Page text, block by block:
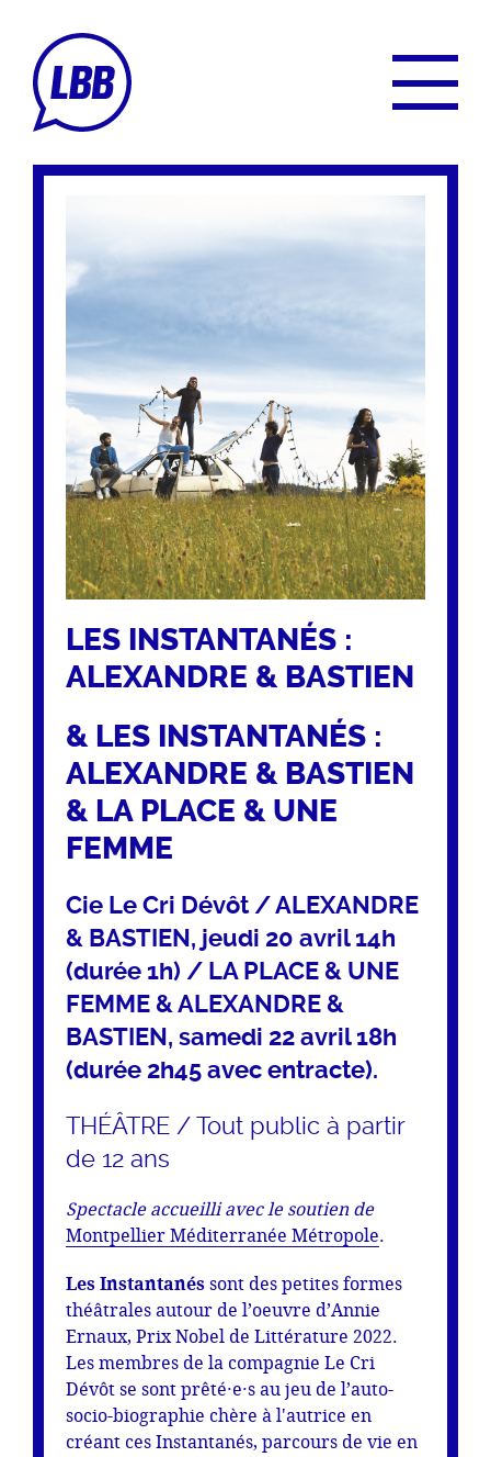
LES INSTANTANÉS :
ALEXANDRE & BASTIEN
& LES INSTANTANÉS :
ALEXANDRE & BASTIEN
& LA PLACE & UNE
FEMME
Cie Le Cri Dévôt / ALEXANDRE
& BASTIEN, jeudi 20 avril 14h
(durée 1h) / LA PLACE & UNE
FEMME & ALEXANDRE &
BASTIEN, samedi 22 avril 18h
(durée 2h45 avec entracte).
THÉÂTRE / Tout public à partir
de 12 ans
Spectacle accueilli avec le soutien de
Montpellier Méditerranée Métropole.
Les Instantanés sont des petites formes
théâtrales autour de l’oeuvre d’Annie
Ernaux, Prix Nobel de Littérature 2022.
Les membres de la compagnie Le Cri
Dévôt se sont prêté·e·s au jeu de l’auto-
socio-biographie chère à l'autrice en
créant ces Instantanés, parcours de vie en